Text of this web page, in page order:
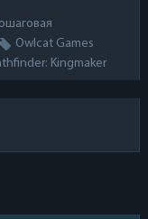
Owlcat Games
Kingmaker